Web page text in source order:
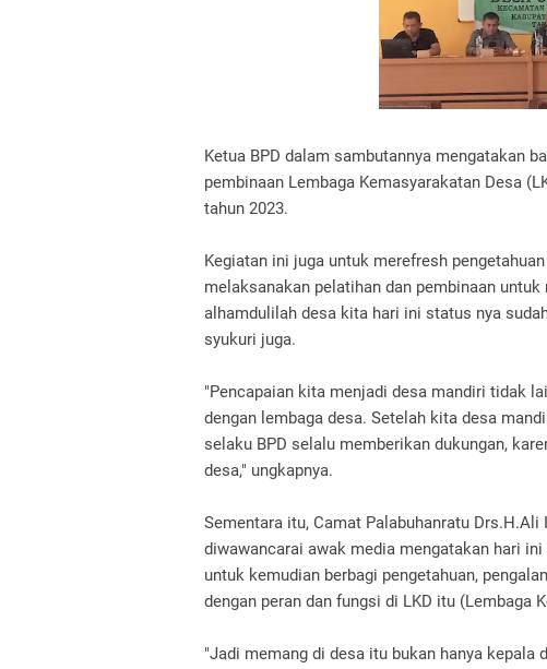
Ketua BPD dalam sambutannya mengatakan
pembinaan Lembaga Kemasyarakatan Desa
tahun 2023.
Kegiatan ini juga untuk merefresh
melaksanakan pelatihan dan pembinaan
alhamdulilah desa kita hari ini status nya
syukuri juga.
"Pencapaian kita menjadi desa mandiri tidak
dengan lembaga desa. Setelah kita desa
selaku BPD selalu memberikan dukungan,
desa," ungkapnya.
Sementara itu, Camat Palabuhanratu
diwawancarai awak media mengatakan hari
untuk kemudian berbagi pengetahuan,
dengan peran dan fungsi di LKD itu (Lembaga
"Jadi memang di desa itu bukan hanya kepala